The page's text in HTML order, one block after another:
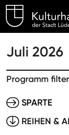
Juli 2026
Programm
SPARTE
REIHEN &